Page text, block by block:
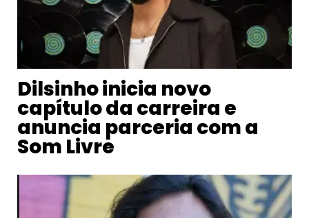
Dilsinho inicia novo
capítulo da carreira e
anuncia parceria com a
Som Livre